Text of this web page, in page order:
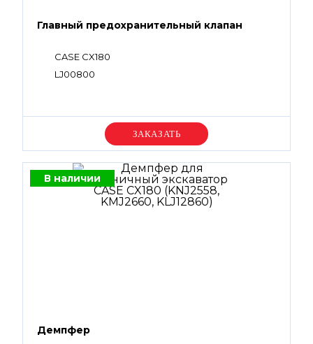
Главный предохранительный клапан
CASE CX180
LJ00800
Уточняйте цену
В наличии
Демпфер